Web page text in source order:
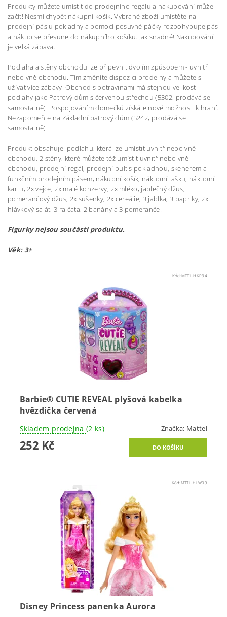
Produkty můžete umístit do prodejního regálu a nakupování může
začít! Nesmí chybět nákupní košík. Vybrané zboží umístěte na
prodejní pás u pokladny a pomocí posuvné páčky rozpohybujte pás
a nákup se přesune do nákupního košíku. Jak snadné! Nakupování
je velká zábava.
Podlaha a stěny obchodu lze připevnit dvojím způsobem - uvnitř
nebo vně obchodu. Tím změníte dispozici prodejny a můžete si
užívat více zábavy. Obchod s potravinami má stejnou velikost
podlahy jako Patrový dům s červenou střechou (5302, prodává se
samostatně). Pospojováním domečků získáte nové možnosti k hraní.
Nezapomeňte na Základní patrový dům (5242, prodává se
samostatně).
Produkt obsahuje: podlahu, která lze umístit uvnitř nebo vně
obchodu, 2 stěny, které můžete též umístit uvnitř nebo vně
obchodu, prodejní regál, prodejní pult s pokladnou, skenerem a
funkčním prodejním pásem, nákupní košík, nákupní tašku, nákupní
kartu, 2x vejce, 2x malé konzervy, 2x mléko, jablečný džus,
pomerančový džus, 2x sušenky, 2x cereálie, 3 jablka, 3 papriky, 2x
hlávkový salát, 3 rajčata, 2 banány a 3 pomeranče.
Figurky nejsou součástí produktu.
Věk: 3+
Kód: MTTL-HKR34
Barbie® CUTIE REVEAL plyšová kabelka
hvězdička červená
Skladem prodejna (2 ks) Značka: Mattel
252 Kč
Kód: MTTL-HLW09
Disney Princess panenka Aurora